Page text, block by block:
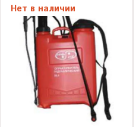
Нет в наличии